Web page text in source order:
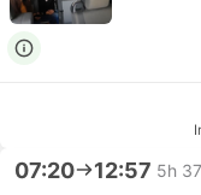
07:20 12:57 5h